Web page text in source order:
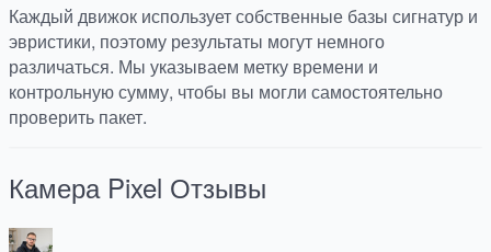
Каждый движок использует собственные базы сигнатур и
эвристики, поэтому результаты могут немного
различаться. Мы указываем метку времени и
контрольную сумму, чтобы вы могли самостоятельно
проверить пакет.
Камера Pixel Отзывы